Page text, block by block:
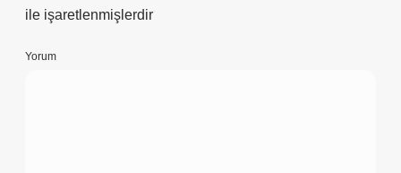
ile işaretlenmişlerdir
Yorum